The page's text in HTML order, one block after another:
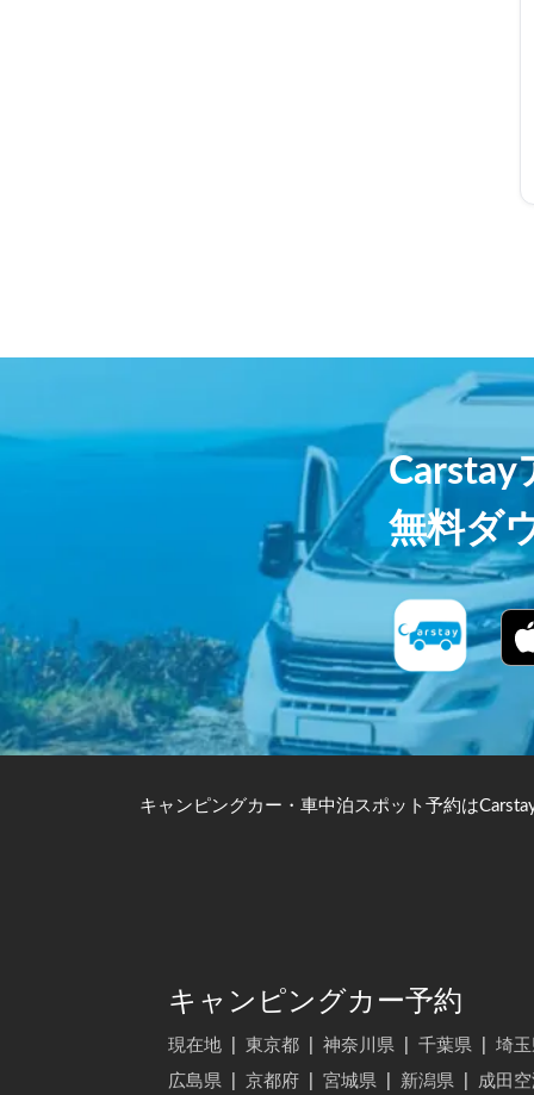
Carstay
無料ダ
キャンピングカー・車中泊スポット予約は
キャンピングカー予約
現在地 東京都 神奈川県 千葉県 埼
広島県
京都府 宮城県 新潟県 成田空